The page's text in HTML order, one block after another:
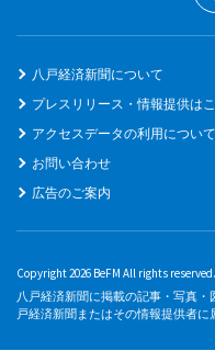
八戸経済新聞について
プレスリリース・情報提供は
アクセスデータの利用について
お問い合わせ
広告のご案内
Copyright 2026 BeFM All rights reserved.
八戸経済新聞に掲載の記事・写真
戸経済新聞またはその情報提供者に